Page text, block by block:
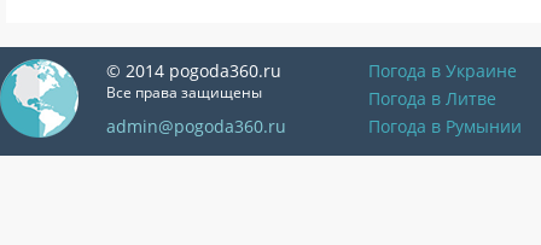
© 2014 pogoda360.ru
Все права защищены
admin@pogoda360.ru
Погода в Украине
Погода в Литве
Погода в Румынии